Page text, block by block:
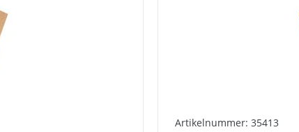
Artikelnummer: 35413